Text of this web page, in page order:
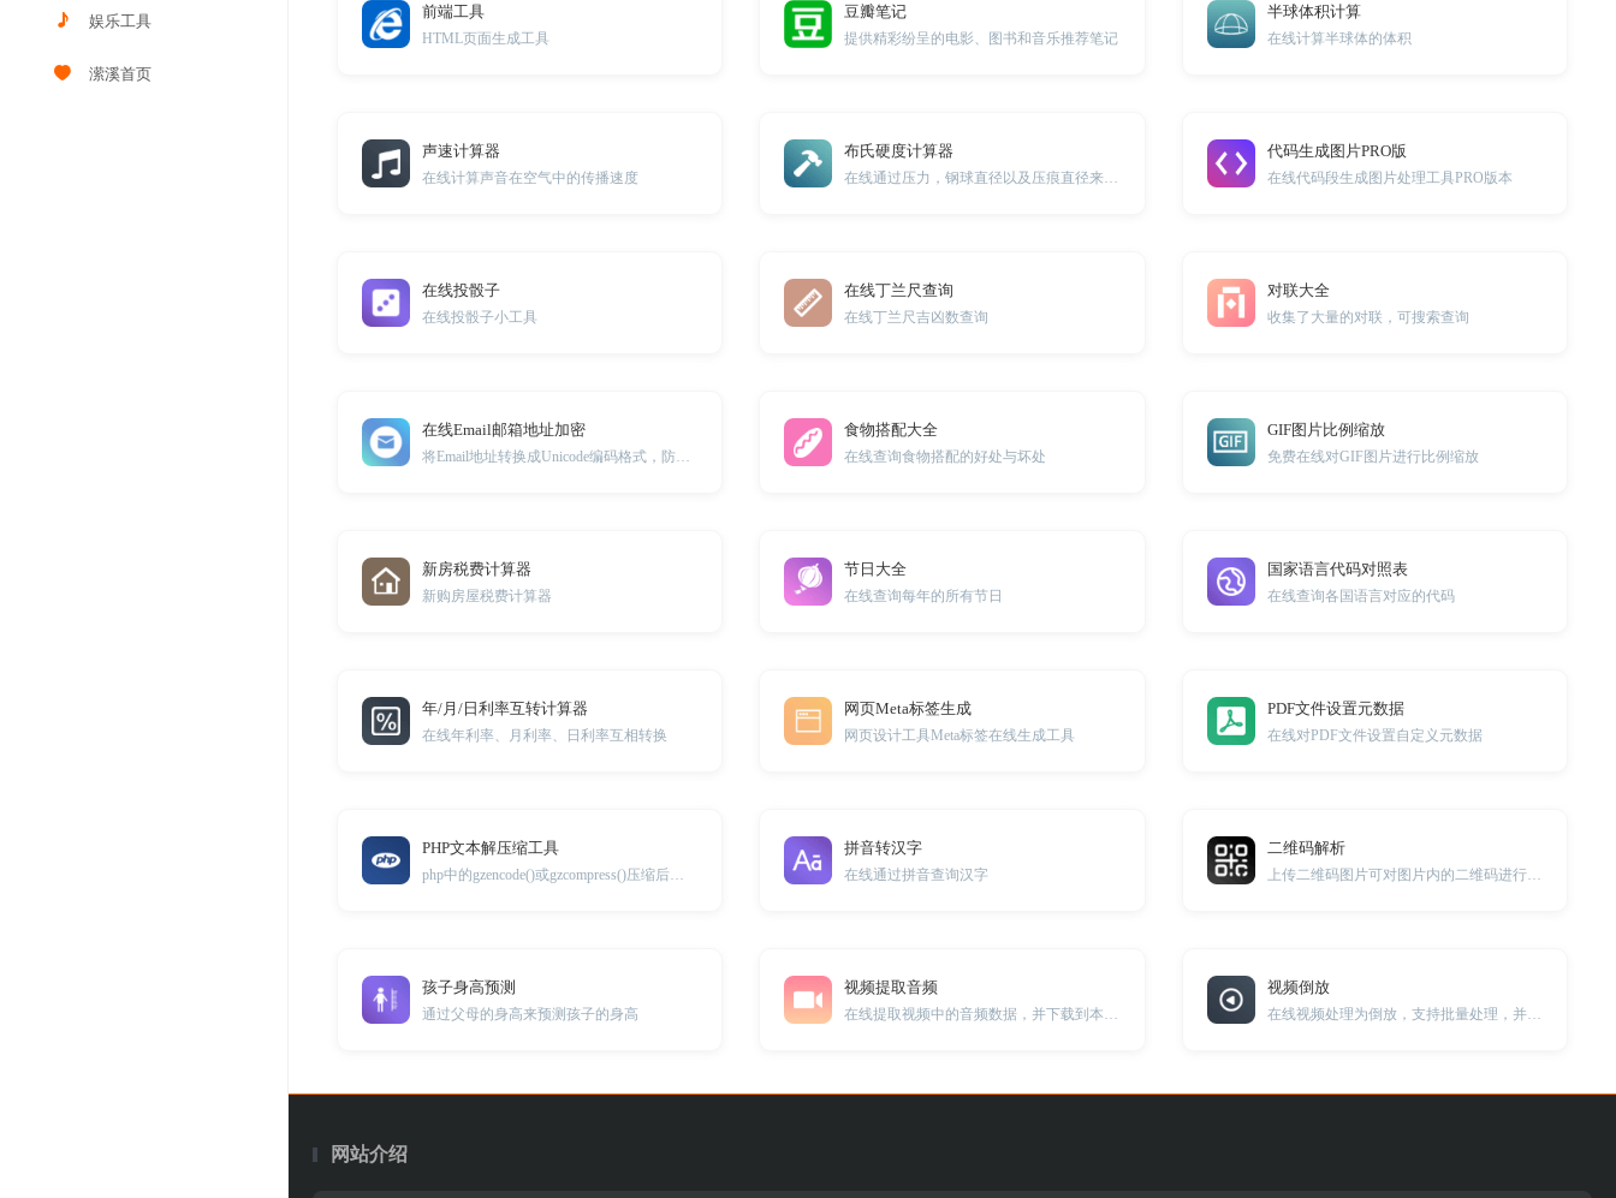
娱乐工具
潆溪首页
前端工具
HTML页面生成工具
豆瓣笔记
提供精彩纷呈的电影、图书和音乐推荐笔记
半球体积计算
在线计算半球体的体积
声速计算器
在线计算声音在空气中的传播速度
布氏硬度计算器 代码生成图片PRO版
在线代码段生成图片处理工具PRO版本
在线投骰子
在线投骰子小工具
在线丁兰尺查询
在线丁兰尺吉凶数查询
对联大全
收集了大量的对联，可搜索查询
在线Email邮箱地址加密 食物搭配大全
在线查询食物搭配的好处与坏处
GIF图片比例缩放
免费在线对GIF图片进行比例缩放
新房税费计算器
新购房屋税费计算器
节日大全
在线查询每年的所有节日
国家语言代码对照表
在线查询各国语言对应的代码
年/月/日利率互转计算器
在线年利率、月利率、日利率互相转换
网页Meta标签生成
网页设计工具Meta标签在线生成工具
PDF文件设置元数据
在线对PDF文件设置自定义元数据
PHP文本解压缩工具 拼音转汉字
在线通过拼音查询汉字
二维码解析
上传二维码图片可对图片内的二维码进行解析。
孩子身高预测
通过父母的身高来预测孩子的身高
视频提取音频 视频倒放
在线视频处理为倒放，支持批量处理，并可下载到本地。
网站介绍